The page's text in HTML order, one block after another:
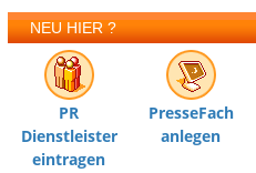
NEU HIER ?
PR
Dienstleister
eintragen
PresseFach
anlegen